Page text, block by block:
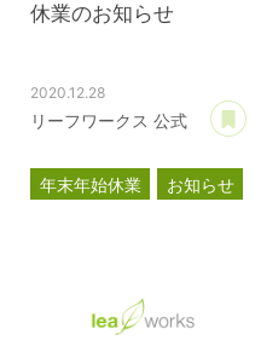
休業のお知らせ
2020.12.28
リーフワークス 公式
年末年始休業 お知らせ